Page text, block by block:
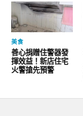
美食
善心捐贈住警器發
揮效益！新店住宅
火警搶先預警